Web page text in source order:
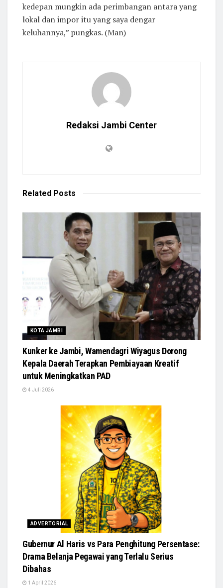
kedepan mungkin ada perimbangan antara yang
lokal dan impor itu yang saya dengar
keluhannya,” pungkas. (Man)
Redaksi Jambi Center
Related Posts
KOTA JAMBI
Kunker ke Jambi, Wamendagri Wiyagus Dorong
Kepala Daerah Terapkan Pembiayaan Kreatif
untuk Meningkatkan PAD
4 Juli 2026
ADVERTORIAL
Gubernur Al Haris vs Para Penghitung Persentase:
Drama Belanja Pegawai yang Terlalu Serius
Dibahas
1 April 2026